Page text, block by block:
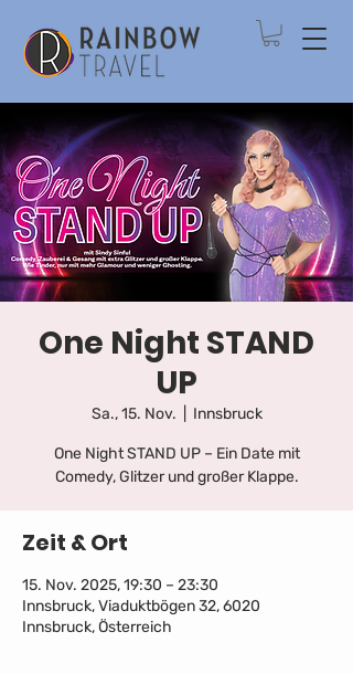
One Night STAND
UP
Sa., 15. Nov. Innsbruck
One Night STAND UP – Ein Date mit
Comedy, Glitzer und großer Klappe.
Zeit & Ort
15. Nov. 2025, 19:30 – 23:30
Innsbruck, Viaduktbögen 32, 6020
Innsbruck, Österreich